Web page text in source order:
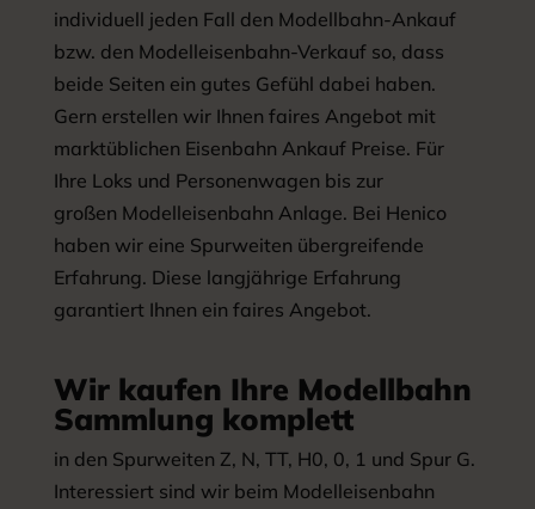
individuell jeden Fall den Modellbahn-Ankauf
bzw. den Modelleisenbahn-Verkauf so, dass
beide Seiten ein gutes Gefühl dabei haben.
Gern erstellen wir Ihnen faires Angebot mit
marktüblichen Eisenbahn Ankauf Preise. Für
Ihre Loks und Personenwagen bis zur
großen Modelleisenbahn Anlage. Bei Henico
haben wir eine Spurweiten übergreifende
Erfahrung. Diese langjährige Erfahrung
garantiert Ihnen ein faires Angebot.
Wir kaufen Ihre Modellbahn
Sammlung komplett
in den Spurweiten Z, N, TT, H0, 0, 1 und Spur G.
Interessiert sind wir beim Modelleisenbahn